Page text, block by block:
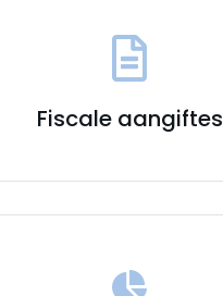
Fiscale aangiftes